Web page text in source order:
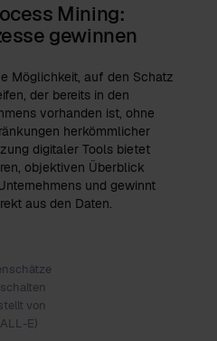
Mining:
gewinnen
Möglichkeit, auf den Schatz
der bereits in den
vorhanden ist, ohne
herkömmlicher
digitaler Tools bietet
objektiven Überblick
und gewinnt
aus den Daten.
von
E)